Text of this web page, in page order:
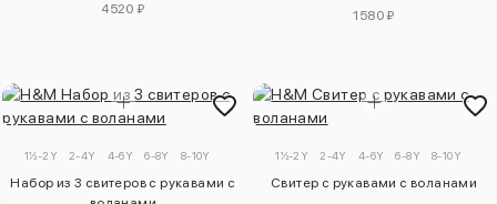
4520 ₽
1580 ₽
1½-2Y 2-4Y 4-6Y 6-8Y 8-10Y
Набор из 3 свитеров с рукавами с
1½-2Y 2-4Y 4-6Y 6-8Y 8-10Y
Свитер с рукавами с воланами